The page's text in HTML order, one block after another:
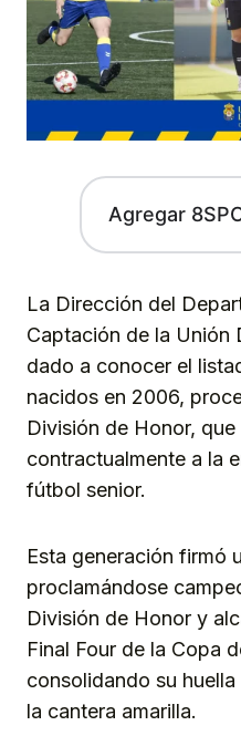
Agregar
La Dirección del
Captación de la Unión
dado a conocer el
nacidos en 2006,
División de Honor,
contractualmente a la
fútbol senior.
Esta generación firmó
proclamándose
División de Honor y
Final Four de la Copa
consolidando su
la cantera amarilla.